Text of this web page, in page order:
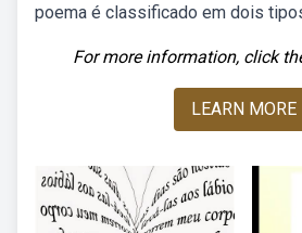
poema é classificado em dois
For more information, click
LEARN MORE